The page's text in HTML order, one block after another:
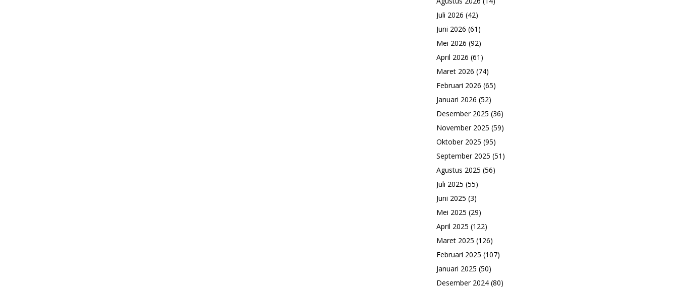
Juli 2026 (42)
Juni 2026 (61)
Mei 2026 (92)
April 2026 (61)
Maret 2026 (74)
Februari 2026 (65)
Januari 2026 (52)
Desember 2025 (36)
November 2025 (59)
Oktober 2025 (95)
September 2025 (51)
Agustus 2025 (56)
Juli 2025 (55)
Juni 2025 (3)
Mei 2025 (29)
April 2025 (122)
Maret 2025 (126)
Februari 2025 (107)
Januari 2025 (50)
Desember 2024 (80)